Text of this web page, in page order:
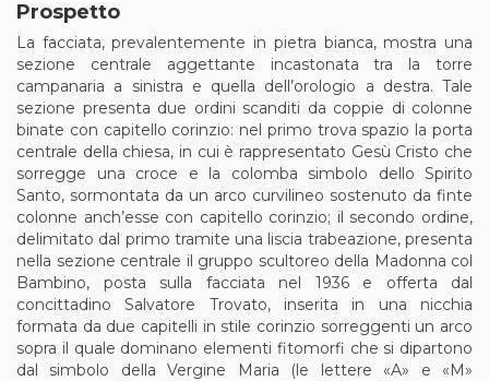
Prospetto
La facciata, prevalentemente in pietra bianca, mostra una
sezione centrale aggettante incastonata tra la torre
campanaria a sinistra e quella dell’orologio a destra. Tale
sezione presenta due ordini scanditi da coppie di colonne
binate con capitello corinzio: nel primo trova spazio la porta
centrale della chiesa, in cui è rappresentato Gesù Cristo che
sorregge una croce e la colomba simbolo dello Spirito
Santo, sormontata da un arco curvilineo sostenuto da finte
colonne anch’esse con capitello corinzio; il secondo ordine,
delimitato dal primo tramite una liscia trabeazione, presenta
nella sezione centrale il gruppo scultoreo della Madonna col
Bambino, posta sulla facciata nel 1936 e offerta dal
concittadino Salvatore Trovato, inserita in una nicchia
formata da due capitelli in stile corinzio sorreggenti un arco
sopra il quale dominano elementi fitomorfi che si dipartono
dal simbolo della Vergine Maria (le lettere «A» e «M»